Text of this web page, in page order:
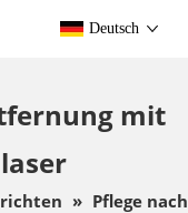
Deutsch
mit
» Pflege nach